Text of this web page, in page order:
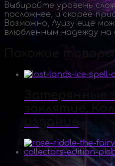
Выбирайте уровень
посложнее, и скорее
Возможно, Луизу еще
влюбленным надежду на
Похожие товары